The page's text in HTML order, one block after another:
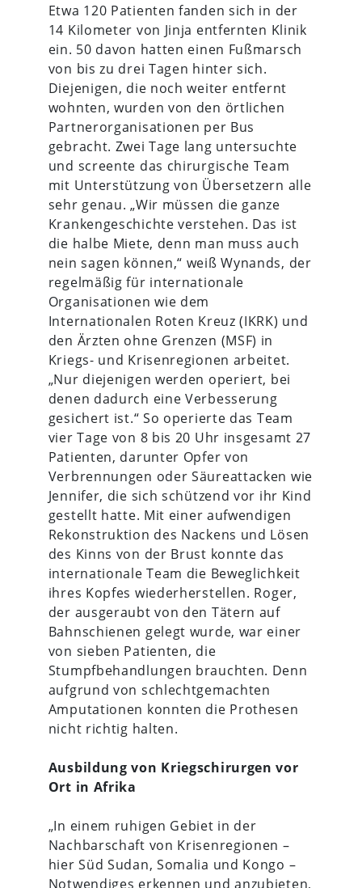
Etwa 120 Patienten fanden sich in der
14 Kilometer von Jinja entfernten Klinik
ein. 50 davon hatten einen Fußmarsch
von bis zu drei Tagen hinter sich.
Diejenigen, die noch weiter entfernt
wohnten, wurden von den örtlichen
Partnerorganisationen per Bus
gebracht. Zwei Tage lang untersuchte
und screente das chirurgische Team
mit Unterstützung von Übersetzern alle
sehr genau. „Wir müssen die ganze
Krankengeschichte verstehen. Das ist
die halbe Miete, denn man muss auch
nein sagen können,“ weiß Wynands, der
regelmäßig für internationale
Organisationen wie dem
Internationalen Roten Kreuz (IKRK) und
den Ärzten ohne Grenzen (MSF) in
Kriegs- und Krisenregionen arbeitet.
„Nur diejenigen werden operiert, bei
denen dadurch eine Verbesserung
gesichert ist.“ So operierte das Team
vier Tage von 8 bis 20 Uhr insgesamt 27
Patienten, darunter Opfer von
Verbrennungen oder Säureattacken wie
Jennifer, die sich schützend vor ihr Kind
gestellt hatte. Mit einer aufwendigen
Rekonstruktion des Nackens und Lösen
des Kinns von der Brust konnte das
internationale Team die Beweglichkeit
ihres Kopfes wiederherstellen. Roger,
der ausgeraubt von den Tätern auf
Bahnschienen gelegt wurde, war einer
von sieben Patienten, die
Stumpfbehandlungen brauchten. Denn
aufgrund von schlechtgemachten
Amputationen konnten die Prothesen
nicht richtig halten.
Ausbildung von Kriegschirurgen vor
Ort in Afrika
„In einem ruhigen Gebiet in der
Nachbarschaft von Krisenregionen –
hier Süd Sudan, Somalia und Kongo –
Notwendiges erkennen und anzubieten,